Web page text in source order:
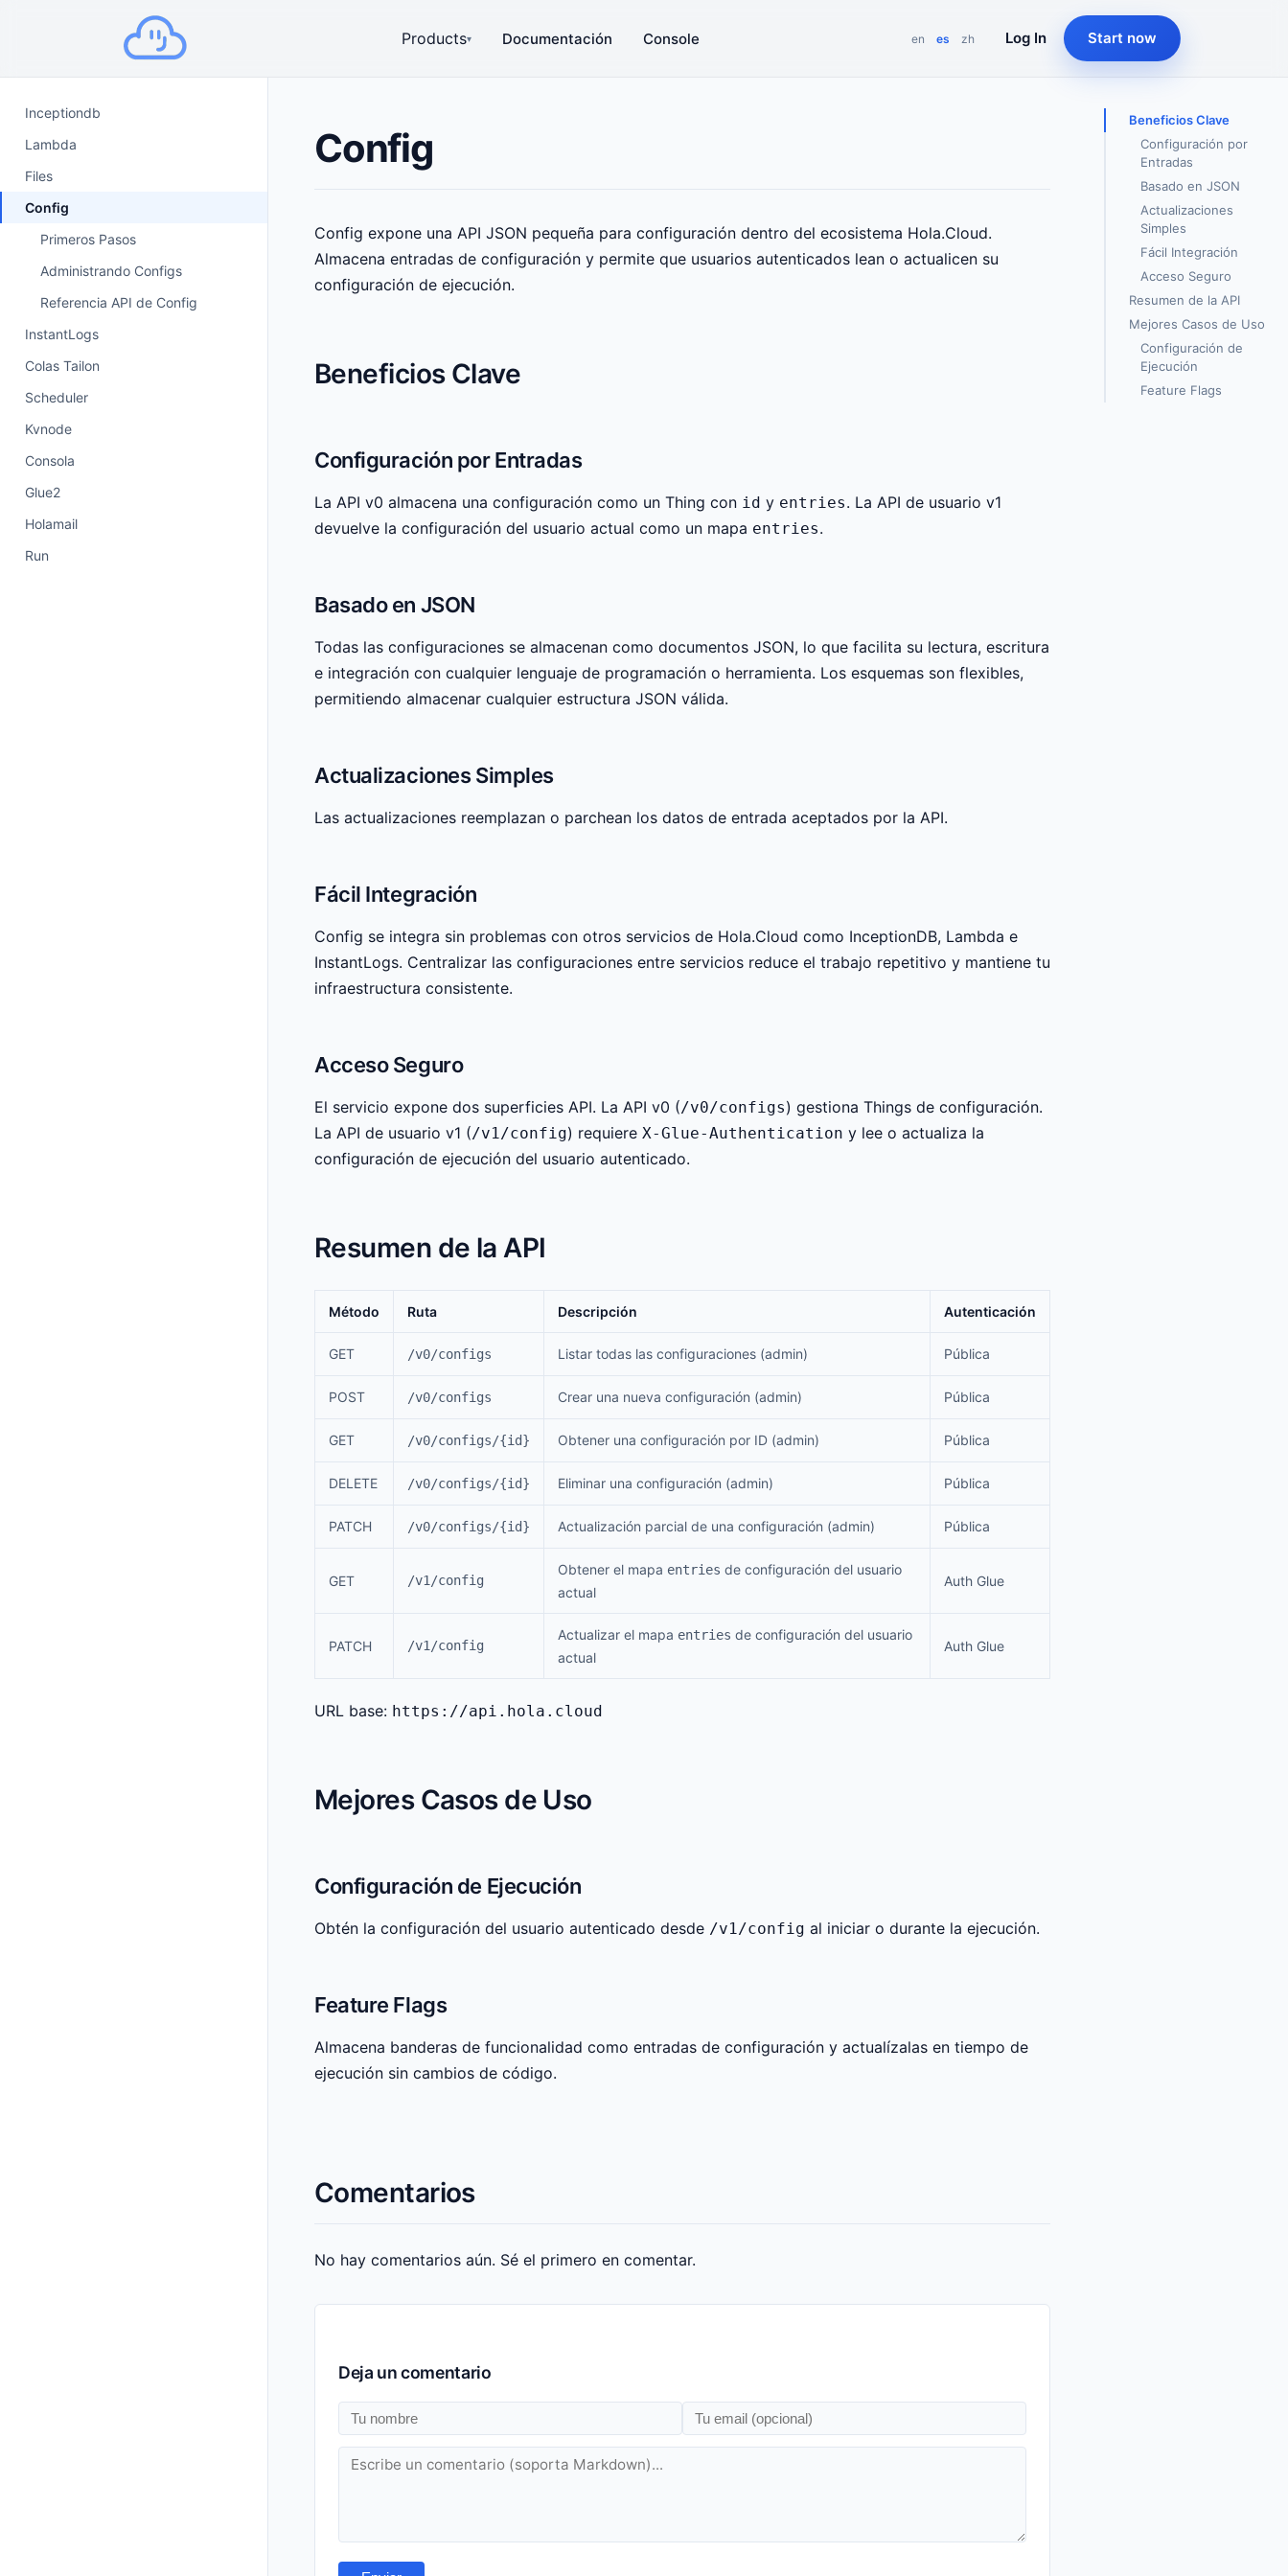
Products▾ Documentación Console en es zh Log In Start now
Inceptiondb
Lambda
Files
Config
Primeros Pasos
Administrando Configs
Referencia API de Config
InstantLogs
Colas Tailon
Scheduler
Kvnode
Consola
Glue2
Holamail
Run
Config
Config expone una API JSON pequeña para configuración dentro del ecosistema Hola.Cloud.
Almacena entradas de configuración y permite que usuarios autenticados lean o actualicen su
configuración de ejecución.
Beneficios Clave
Configuración por Entradas
La API v0 almacena una configuración como un Thing con id y entries. La API de usuario v1
devuelve la configuración del usuario actual como un mapa entries.
Basado en JSON
Todas las configuraciones se almacenan como documentos JSON, lo que facilita su lectura, escritura
e integración con cualquier lenguaje de programación o herramienta. Los esquemas son flexibles,
permitiendo almacenar cualquier estructura JSON válida.
Actualizaciones Simples
Las actualizaciones reemplazan o parchean los datos de entrada aceptados por la API.
Fácil Integración
Config se integra sin problemas con otros servicios de Hola.Cloud como InceptionDB, Lambda e
InstantLogs. Centralizar las configuraciones entre servicios reduce el trabajo repetitivo y mantiene tu
infraestructura consistente.
Acceso Seguro
El servicio expone dos superficies API. La API v0 (/v0/configs) gestiona Things de configuración.
La API de usuario v1 (/v1/config) requiere X-Glue-Authentication y lee o actualiza la
configuración de ejecución del usuario autenticado.
Resumen de la API
Método Ruta Descripción Autenticación
GET /v0/configs Listar todas las configuraciones (admin) Pública
POST /v0/configs Crear una nueva configuración (admin) Pública
GET /v0/configs/{id} Obtener una configuración por ID (admin) Pública
DELETE /v0/configs/{id} Eliminar una configuración (admin) Pública
PATCH /v0/configs/{id} Actualización parcial de una configuración (admin) Pública
GET /v1/config
Obtener el mapa entries de configuración del usuario
actual
Auth Glue
PATCH /v1/config
Actualizar el mapa entries de configuración del usuario
actual
Auth Glue
URL base: https://api.hola.cloud
Mejores Casos de Uso
Configuración de Ejecución
Obtén la configuración del usuario autenticado desde /v1/config al iniciar o durante la ejecución.
Feature Flags
Almacena banderas de funcionalidad como entradas de configuración y actualízalas en tiempo de
ejecución sin cambios de código.
Comentarios
No hay comentarios aún. Sé el primero en comentar.
Deja un comentario
Beneficios Clave
Configuración por
Entradas
Basado en JSON
Actualizaciones
Simples
Fácil Integración
Acceso Seguro
Resumen de la API
Mejores Casos de Uso
Configuración de
Ejecución
Feature Flags